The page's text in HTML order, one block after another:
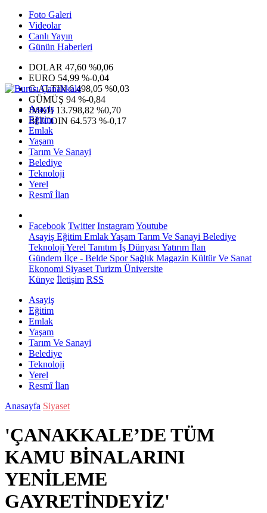
Foto Galeri
Videolar
Canlı Yayın
Günün Haberleri
DOLAR 47,60 %0,06
EURO 54,99 %-0,04
G.ALTIN6.498,05 %0,03
GÜMÜŞ 94 %-0,84
IMKB 13.798,82 %0,70
BITCOIN 64.573 %-0,17
Asayiş
Eğitim
Emlak
Yaşam
Tarım Ve Sanayi
Belediye
Teknoloji
Yerel
Resmî İlan
Facebook Twitter InstagramYoutube
Asayiş Eğitim EmlakYaşam Tarım Ve Sanayi Belediye
Teknoloji Yerel Tanıtım İş Dünyası Yatırım İlan
Gündem İlçe - Belde SporSağlık Magazin Kültür Ve Sanat
Ekonomi Siyaset Turizm Üniversite
Künye İletişim RSS
Asayiş
Eğitim
Emlak
Yaşam
Tarım Ve Sanayi
Belediye
Teknoloji
Yerel
Resmî İlan
Anasayfa Siyaset
'ÇANAKKALE’DE TÜM
KAMU BİNALARINI
YENİLEME
GAYRETİNDEYİZ'